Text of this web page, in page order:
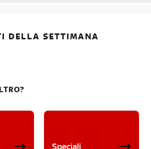
DELLA SETTIMANA
Speciali